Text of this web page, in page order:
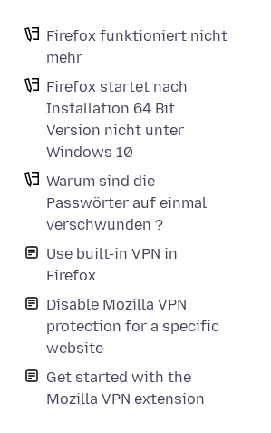
Firefox funktioniert nicht
mehr
Firefox startet nach
Installation 64 Bit
Version nicht unter
Windows 10
Warum sind die
Passwörter auf einmal
verschwunden ?
Use built-in VPN in
Firefox
Disable Mozilla VPN
protection for a specific
website
Get started with the
Mozilla VPN extension